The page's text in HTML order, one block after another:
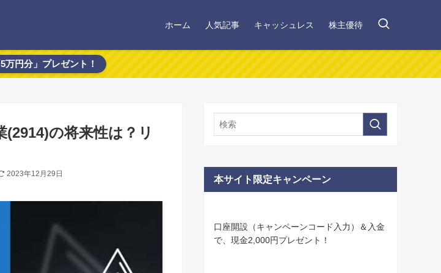
ホーム 人気記事 キャッシュレス 株主優待
万円分」プレゼント！
の将来性は？リ
2023年12月29日
本サイト限定キャンペーン
口座開設（キャンペーンコード入力）＆入金
で、現金2,000円プレゼント！